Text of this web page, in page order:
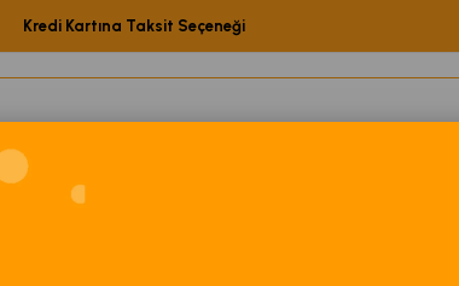
Kredi Kartına Taksit Seçeneği
Elektronik